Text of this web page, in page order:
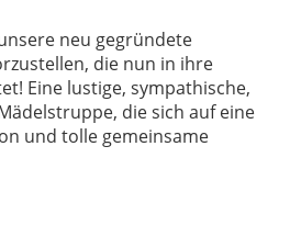
neu gegründete
die nun in ihre
Eine lustige, sympathische,
die sich auf eine
und tolle gemeinsame